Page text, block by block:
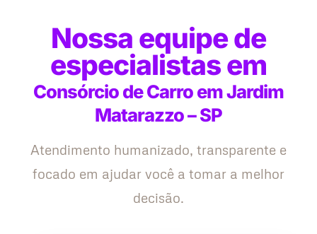
Nossa equipe de
especialistas em
Consórcio de Carro em Jardim
Matarazzo – SP
Atendimento humanizado, transparente e
focado em ajudar você a tomar a melhor
decisão.